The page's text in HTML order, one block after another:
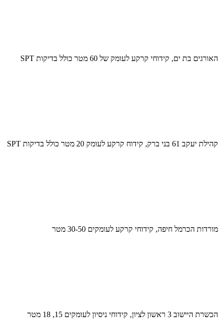
האורגים בת ים, קידוחי קרקע לעומק של 60 מטר כולל בדיקות SPT
קהילת יעקב 61 בני ברק, קידוח קרקע לעומק 20 מטר כולל בדיקות SPT
מורדות הכרמל חיפה, קידוחי קרקע לעומקים 30-50 מטר
הכשרת היישוב 3 ראשון לציון, קידוחי ניסיון לעומקים 15, 18 מטר